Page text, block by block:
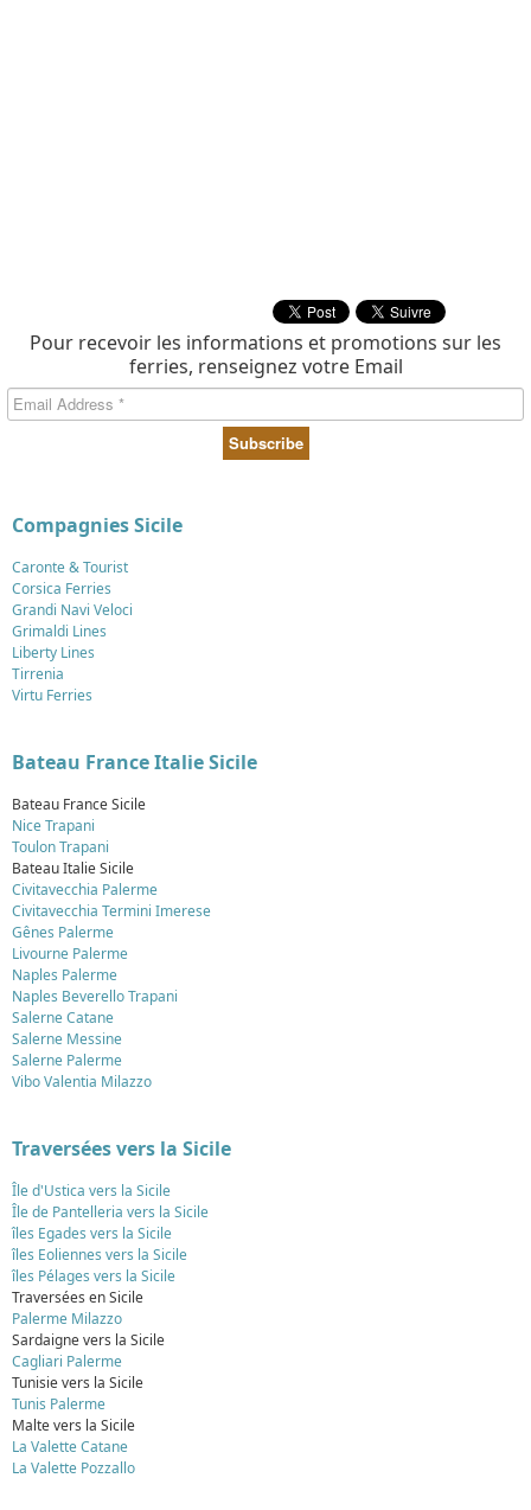
Pour recevoir les informations et promotions sur les
ferries, renseignez votre Email
Compagnies Sicile
Caronte & Tourist
Corsica Ferries
Grandi Navi Veloci
Grimaldi Lines
Liberty Lines
Tirrenia
Virtu Ferries
Bateau France Italie Sicile
Bateau France Sicile
Nice Trapani
Toulon Trapani
Bateau Italie Sicile
Civitavecchia Palerme
Civitavecchia Termini Imerese
Gênes Palerme
Livourne Palerme
Naples Palerme
Naples Beverello Trapani
Salerne Catane
Salerne Messine
Salerne Palerme
Vibo Valentia Milazzo
Traversées vers la Sicile
Île d'Ustica vers la Sicile
Île de Pantelleria vers la Sicile
îles Egades vers la Sicile
îles Eoliennes vers la Sicile
îles Pélages vers la Sicile
Traversées en Sicile
Palerme Milazzo
Sardaigne vers la Sicile
Cagliari Palerme
Tunisie vers la Sicile
Tunis Palerme
Malte vers la Sicile
La Valette Catane
La Valette Pozzallo